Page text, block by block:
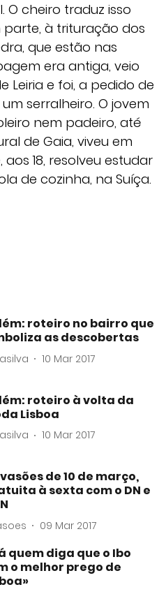
O cheiro traduz isso
parte, à trituração dos
que estão nas
era antiga, veio
Leiria e foi, a pedido de
serralheiro. O jovem
nem padeiro, até
de Gaia, viveu em
18, resolveu estudar
de cozinha, na Suíça.
roteiro no bairro que
as descobertas
10 Mar 2017
roteiro à volta da
Lisboa
10 Mar 2017
de 10 de março,
à sexta com o DN e
09 Mar 2017
quem diga que o Ibo
o melhor prego de